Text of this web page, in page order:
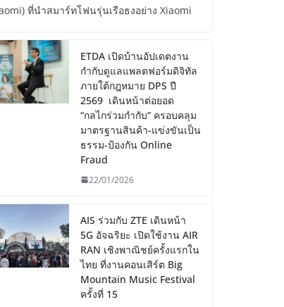
ที่นำสมาร์ทโฟนรุ่นเรือธงอย่าง Xiaomi
ETDA เปิดบ้านอัปเดตงาน
กำกับดูแลแพลตฟอร์มดิจิทัล
ภายใต้กฎหมาย DPS ปี
2569 เดินหน้าต่อยอด
“กลไกร่วมกำกับ” ครอบคลุม
มาตรฐานสินค้า-แข่งขันเป็น
ธรรม-ป้องกัน Online
Fraud
22/01/2026
AIS ร่วมกับ ZTE เดินหน้า
5G อัจฉริยะ เปิดใช้งาน AIR
RAN เชิงพาณิชย์ครั้งแรกใน
ไทย ที่งานคอนเสิร์ต Big
Mountain Music Festival
ครั้งที่ 15